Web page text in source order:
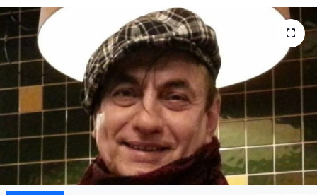
SPOR
KADIN
YAZARLAR
Haber Arşivi